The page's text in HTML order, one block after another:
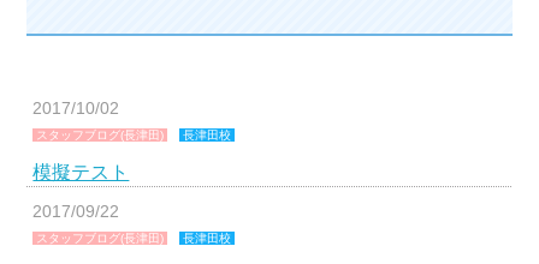
2017/10/02
スタッフブログ(長津田) 長津田校
模擬テスト
2017/09/22
スタッフブログ(長津田) 長津田校